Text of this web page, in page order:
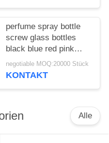
perfume spray bottle
screw glass bottles
black blue red pink
green cap plastic and
metal
negotiable MOQ:20000 Stück
KONTAKT
Alle